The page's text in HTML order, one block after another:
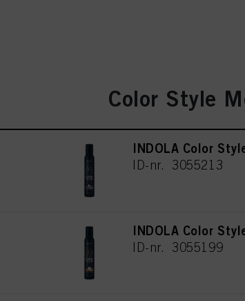
Color Style
INDOLA Color
ID-nr. 3055213
INDOLA Color
ID-nr. 3055199